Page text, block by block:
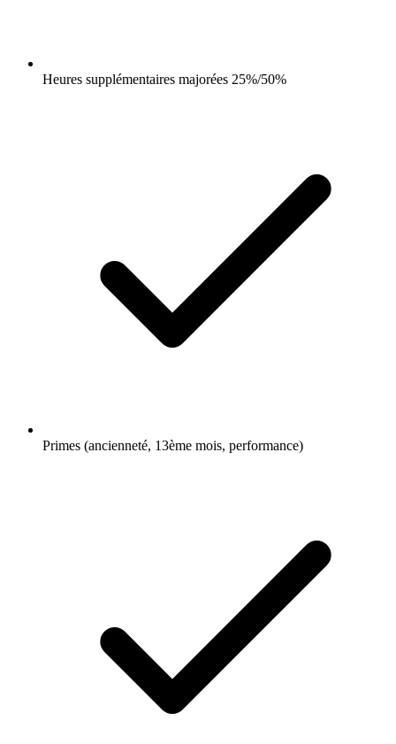
Heures supplémentaires majorées 25%/50%
Primes (ancienneté, 13ème mois, performance)